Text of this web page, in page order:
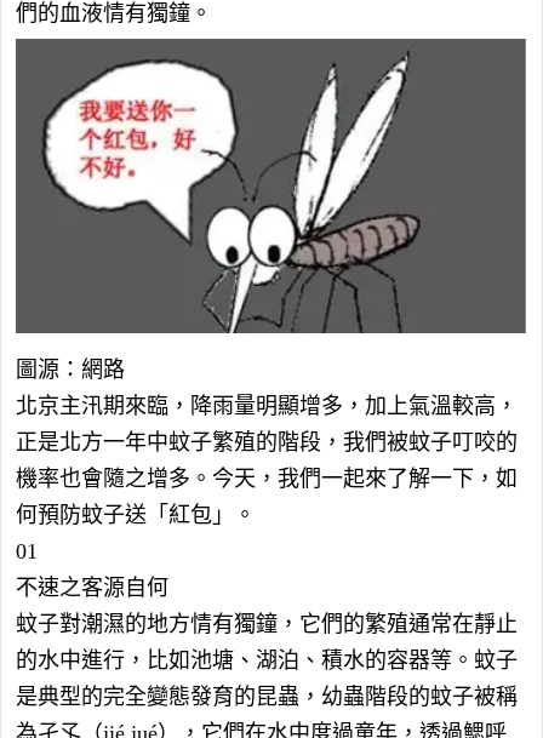
們的血液情有獨鐘。
圖源：網路
北京主汛期來臨，降雨量明顯增多，加上氣溫較高，
正是北方一年中蚊子繁殖的階段，我們被蚊子叮咬的
機率也會隨之增多。今天，我們一起來了解一下，如
何預防蚊子送「紅包」。
01
不速之客源自何
蚊子對潮濕的地方情有獨鐘，它們的繁殖通常在靜止
的水中進行，比如池塘、湖泊、積水的容器等。蚊子
是典型的完全變態發育的昆蟲，幼蟲階段的蚊子被稱